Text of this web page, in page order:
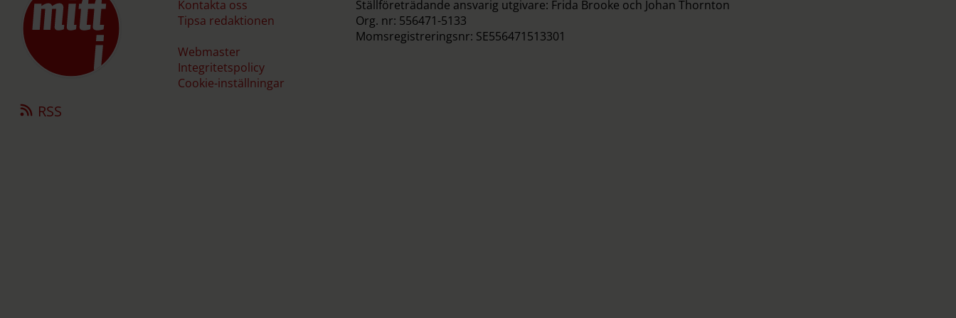
Kontakta oss
Tipsa redaktionen
Webmaster
Integritetspolicy
Cookie-inställningar
Ställföreträdande ansvarig utgivare: Frida Brooke och Johan Thornton
Org. nr: 556471-5133
Momsregistreringsnr: SE556471513301
RSS